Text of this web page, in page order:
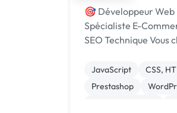
🎯 Développeur Web
Spécialiste E-
SEO Technique Vous cherchez un freelance
vie à votre projet web
service plus de 20
JavaScript CSS,
Prestashop